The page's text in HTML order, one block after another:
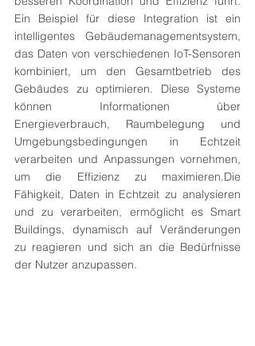
Ein Beispiel für diese Integration ist ein
intelligentes Gebäudemanagementsystem,
das Daten von verschiedenen IoT-Sensoren
kombiniert, um den Gesamtbetrieb des
Gebäudes zu optimieren. Diese Systeme
können Informationen über
Energieverbrauch, Raumbelegung und
Umgebungsbedingungen in Echtzeit
verarbeiten und Anpassungen vornehmen,
um die Effizienz zu maximieren.Die
Fähigkeit, Daten in Echtzeit zu analysieren
und zu verarbeiten, ermöglicht es Smart
Buildings, dynamisch auf Veränderungen
zu reagieren und sich an die Bedürfnisse
der Nutzer anzupassen.